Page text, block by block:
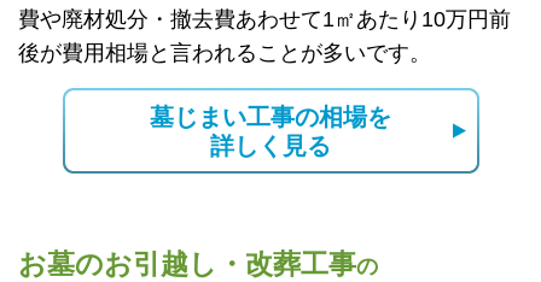
費や廃材処分・撤去費あわせて1㎡あたり10万円前
後が費用相場と言われることが多いです。
墓じまい工事の相場を
詳しく見る
お墓のお引越し・改葬工事の